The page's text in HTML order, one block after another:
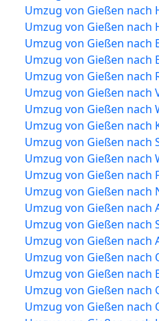
Umzug von Gießen nach
Umzug von Gießen nach
Umzug von Gießen nach
Umzug von Gießen nach
Umzug von Gießen
Umzug von Gießen nach
Umzug von Gießen nach
Umzug von Gießen nach
Umzug von Gießen nach
Umzug von Gießen nach
Umzug von Gießen nach
Umzug von Gießen nach
Umzug von Gießen nach
Umzug von Gießen nach
Umzug von Gießen nach
Umzug von Gießen nach
Umzug von Gießen nach
Umzug von Gießen nach
Umzug von Gießen nach